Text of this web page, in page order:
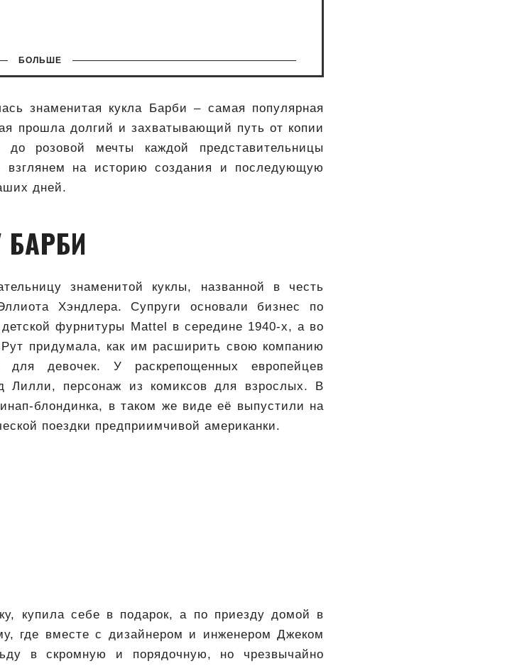
БОЛЬШЕ
знаменитая кукла Барби – самая популярная
прошла долгий и захватывающий путь от копии
до розовой мечты каждой представительницы
взглянем на историю создания и последующую
дней.
знаменитой куклы, названной в честь
Хэндлера. Супруги основали бизнес по
фурнитуры Mattel в середине 1940-х, а во
придумала, как им расширить свою компанию
девочек. У раскрепощенных европейцев
Лилли, персонаж из комиксов для взрослых. В
блондинка, в таком же виде её выпустили на
поездки предприимчивой американки.
купила себе в подарок, а по приезду домой в
где вместе с дизайнером и инженером Джеком
в скромную и порядочную, но чрезвычайно